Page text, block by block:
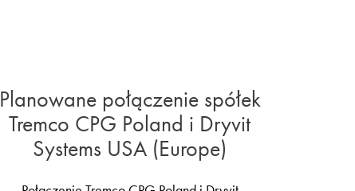
Planowane połączenie spółek
Tremco CPG Poland i Dryvit
Systems USA (Europe)